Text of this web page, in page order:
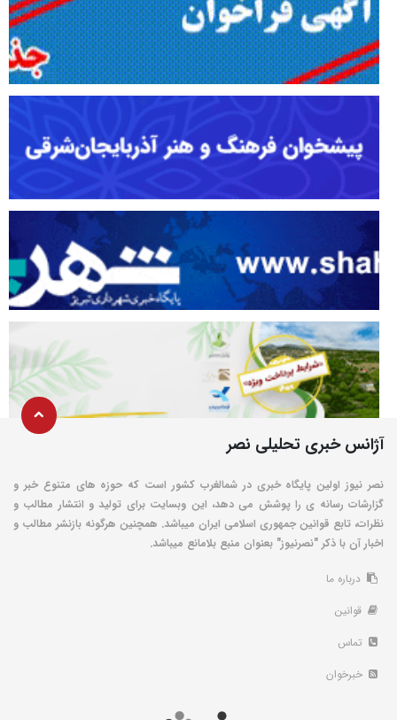
آژانس خبری تحلیلی نصر
نصر نیوز اولین پایگاه خبری در شمالغرب کشور است که حوزه های متنوع خبر و
گزارشات رسانه ی را پوشش می دهد، این وبسایت برای تولید و انتشار مطالب و
نظرات، تابع قوانین جمهوری اسلامی ایران میباشد. همچنین هرگونه بازنشر مطالب و
اخبار آن با ذکر "نصرنیوز" بعنوان منبع بلامانع میباشد.
درباره ما
قوانین
تماس
خبرخوان